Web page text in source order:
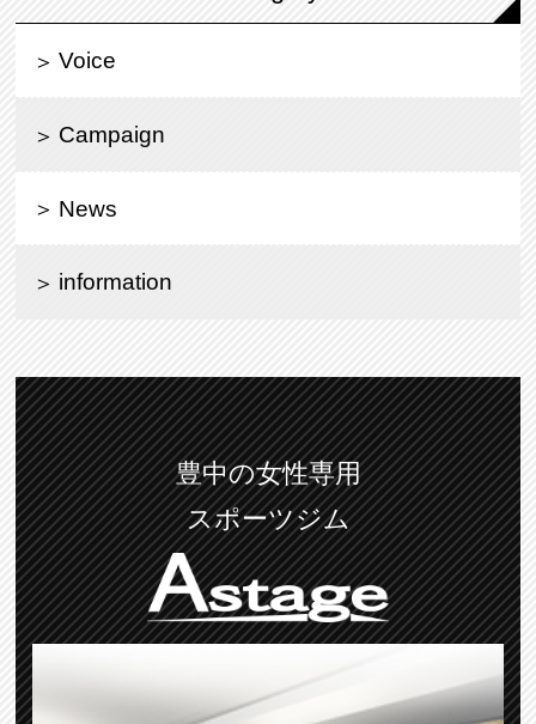
Voice
Campaign
News
information
豊中の女性専用
スポーツジム